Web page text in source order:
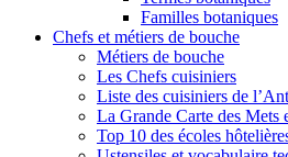
Familles botaniques
Chefs et métiers de bouche
Métiers de bouche
Les Chefs cuisiniers
Liste des cuisiniers de
La Grande Carte des Mets
Top 10 des écoles